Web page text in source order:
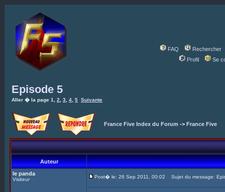
FAQ
Rechercher
Profil
Se
Episode 5
Aller � la page 1 2 3 4 5 Suivante
France Five Index du Forum -> France Five
Auteur
le panda
Visiteur Post� le: 26 Sep 2011, 00:02 Sujet du message: